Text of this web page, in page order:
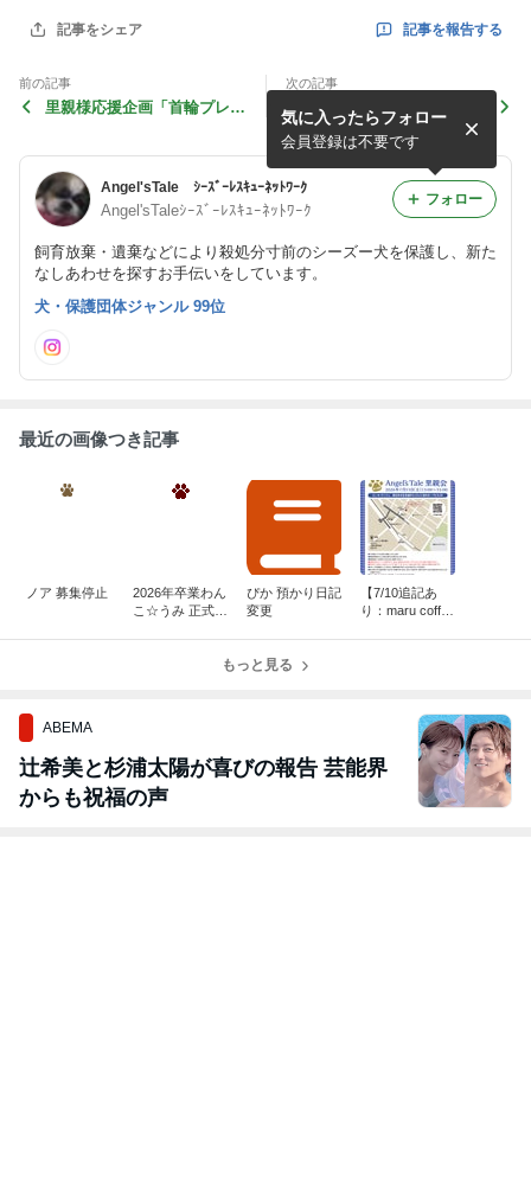
記事をシェア 記事を報告する
前の記事
里親様応援企画「首輪プレゼ
次の記事
2012年8月25日（土）「第37
回里親会」ご支援報告
Angel'sTale ｼｰｽﾞｰﾚｽｷｭｰﾈｯﾄﾜｰｸ
Angel'sTaleｼｰｽﾞｰﾚｽｷｭｰﾈｯﾄﾜｰｸ
飼育放棄・遺棄などにより殺処分寸前のシーズー犬を保護し、新た
なしあわせを探すお手伝いをしています。
気に入ったらフォロー
会員登録は不要です
フォロー
犬・保護団体ジャンル 99位
最近の画像つき記事
ノア 募集停止
2026年卒業わん
こ☆うみ 正式譲
ぴか 預かり日記
変更
【7/10追記あ
り：maru coffe
もっと見る
ABEMA
辻希美と杉浦太陽が喜びの報告 芸能界
からも祝福の声